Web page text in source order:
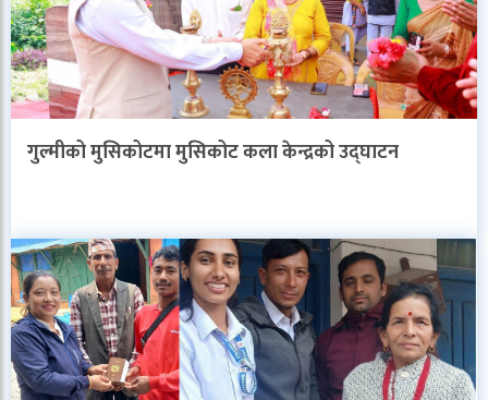
गुल्मीको मुसिकोटमा मुसिकोट कला केन्द्रको उद्घाटन